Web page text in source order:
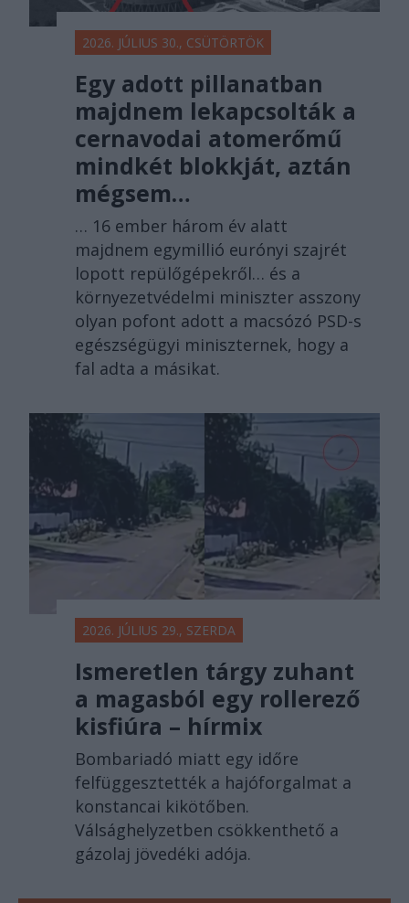
2026. JÚLIUS 30., CSÜTÖRTÖK
Egy adott pillanatban
majdnem lekapcsolták a
cernavodai atomerőmű
mindkét blokkját, aztán
mégsem…
… 16 ember három év alatt
majdnem egymillió eurónyi szajrét
lopott repülőgépekről… és a
környezetvédelmi miniszter asszony
olyan pofont adott a macsózó PSD-s
egészségügyi miniszternek, hogy a
fal adta a másikat.
2026. JÚLIUS 29., SZERDA
Ismeretlen tárgy zuhant
a magasból egy rollerező
kisfiúra – hírmix
Bombariadó miatt egy időre
felfüggesztették a hajóforgalmat a
konstancai kikötőben.
Válsághelyzetben csökkenthető a
gázolaj jövedéki adója.